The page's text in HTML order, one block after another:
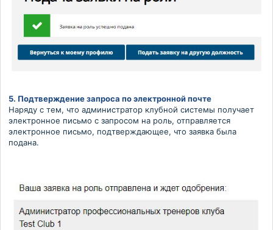
5. Подтверждение запроса по электронной почте
Наряду с тем, что администратор клубной системы получает
электронное письмо с запросом на роль, отправляется
электронное письмо, подтверждающее, что заявка была
подана.